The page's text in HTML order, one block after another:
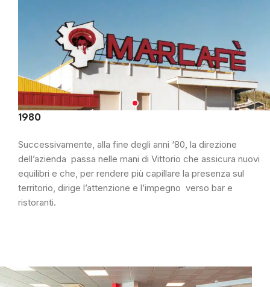
1980
Successivamente, alla fine degli anni ‘80, la direzione
dell’azienda passa nelle mani di Vittorio che assicura nuovi
equilibri e che, per rendere più capillare la presenza sul
territorio, dirige l’attenzione e l’impegno verso bar e
ristoranti.